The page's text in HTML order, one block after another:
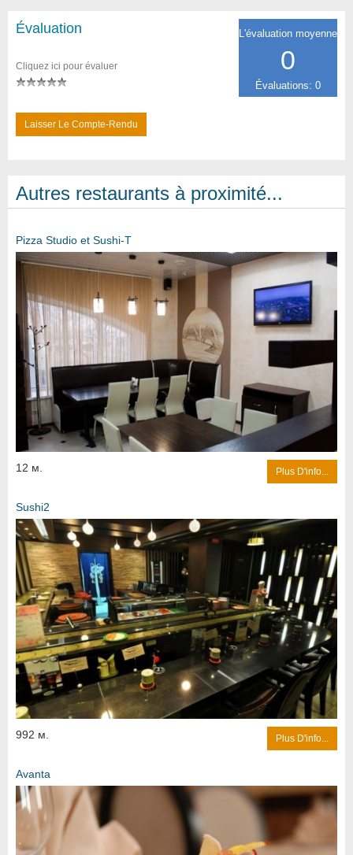
L'évaluation moyenne
0
Évaluations: 0
Évaluation
Cliquez ici pour évaluer
Laisser Le Compte-Rendu
Autres restaurants à proximité...
Pizza Studio et Sushi-T
12 м. Plus D'info...
Sushi2
992 м. Plus D'info...
Avanta